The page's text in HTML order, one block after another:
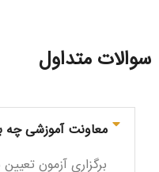
سوالات متداول
معاونت آموزشی چه
برگزاری آزمون